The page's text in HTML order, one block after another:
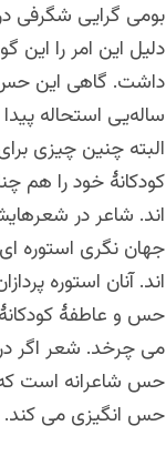
بومی گرایی شگرفی
دلیل این امر را
داشت. گاهی این حس
ساله‌یی استحاله
البته چنین چیزی
کودکانۀ خود را هم
اند. شاعر در
جهان نگری استوره‌
اند. آنان استوره‌
حس و عاطفۀ
می چرخد. شعر اگر
حس شاعرانه است که
حس انگیزی می کند.